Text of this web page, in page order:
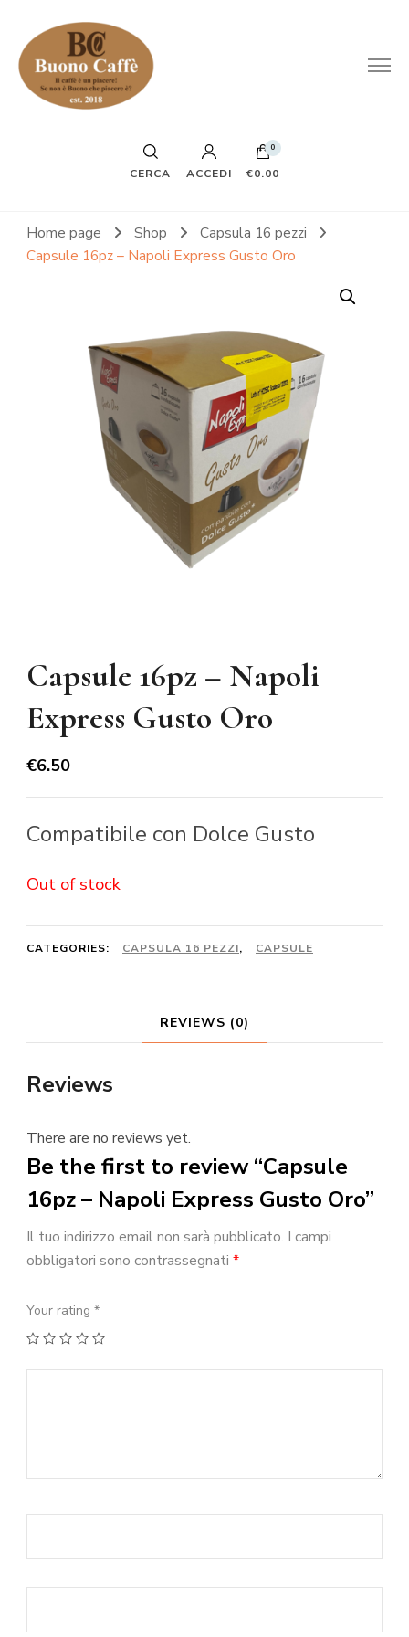
CERCA ACCEDI
0
€0.00
Home page Shop
Capsula 16 pezzi
Capsule 16pz – Napoli Express Gusto Oro
Capsule 16pz – Napoli
Express Gusto Oro
€6.50
Compatibile con Dolce Gusto
Out of stock
CATEGORIES: CAPSULA 16 PEZZI, CAPSULE
REVIEWS (0)
Reviews
There are no reviews yet.
Be the first to review “Capsule
16pz – Napoli Express Gusto Oro”
Il tuo indirizzo email non sarà pubblicato. I campi
obbligatori sono contrassegnati *
Your rating *
1 2 3 4